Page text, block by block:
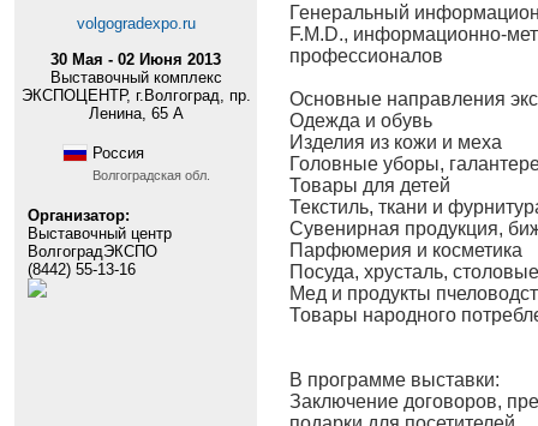
volgogradexpo.ru
30 Мая - 02 Июня 2013
Выставочный комплекс
ЭКСПОЦЕНТР, г.Волгоград, пр.
Ленина, 65 А
Россия
Волгоградская обл.
Организатор:
Выставочный центр
ВолгоградЭКСПО
(8442) 55-13-16
Генеральный
F.M.D., информационно-
профессионалов
Основные направления
Одежда и обувь
Изделия из кожи и меха
Головные уборы,
Товары для детей
Текстиль, ткани и
Сувенирная продукция,
Парфюмерия и косметика
Посуда, хрусталь,
Мед и продукты
Товары народного
В программе выставки:
Заключение договоров,